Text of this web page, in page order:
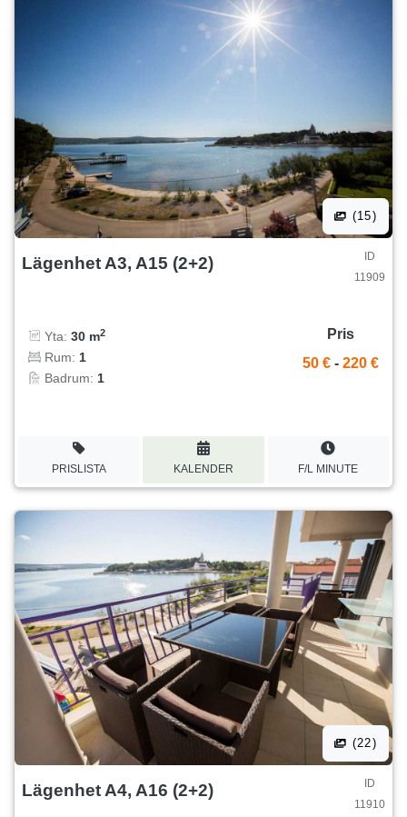
(15)
Lägenhet A3, A15 (2+2)
ID
11909
Yta: 30 m2
Rum: 1
Badrum: 1
Pris
50 € - 220 €
PRISLISTA KALENDER F/L MINUTE
(22)
Lägenhet A4, A16 (2+2)
ID
11910